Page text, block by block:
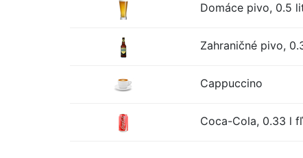
Domáce pivo, 0.5
Zahraničné pivo,
Cappuccino
Coca-Cola, 0.33 l